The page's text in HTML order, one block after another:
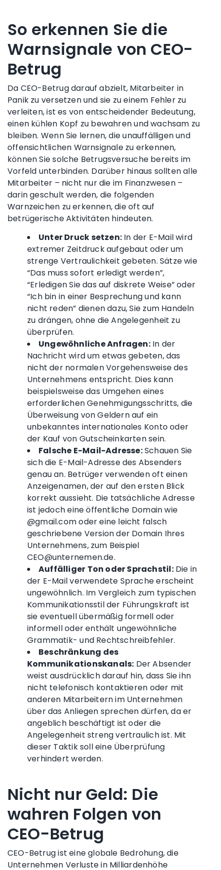
So erkennen Sie die
Warnsignale von CEO-
Betrug
Da CEO-Betrug darauf abzielt, Mitarbeiter in
Panik zu versetzen und sie zu einem Fehler zu
verleiten, ist es von entscheidender Bedeutung,
einen kühlen Kopf zu bewahren und wachsam zu
bleiben. Wenn Sie lernen, die unauffälligen und
offensichtlichen Warnsignale zu erkennen,
können Sie solche Betrugsversuche bereits im
Vorfeld unterbinden. Darüber hinaus sollten alle
Mitarbeiter – nicht nur die im Finanzwesen –
darin geschult werden, die folgenden
Warnzeichen zu erkennen, die oft auf
betrügerische Aktivitäten hindeuten.
Unter Druck setzen: In der E-Mail wird
extremer Zeitdruck aufgebaut oder um
strenge Vertraulichkeit gebeten. Sätze wie
“Das muss sofort erledigt werden”,
“Erledigen Sie das auf diskrete Weise” oder
“Ich bin in einer Besprechung und kann
nicht reden” dienen dazu, Sie zum Handeln
zu drängen, ohne die Angelegenheit zu
überprüfen.
Ungewöhnliche Anfragen:In der
Nachricht wird um etwas gebeten, das
nicht der normalen Vorgehensweise des
Unternehmens entspricht. Dies kann
beispielsweise das Umgehen eines
erforderlichen Genehmigungsschritts, die
Überweisung von Geldern auf ein
unbekanntes internationales Konto oder
der Kauf von Gutscheinkarten sein.
Falsche E-Mail-Adresse:Schauen Sie
sich die E-Mail-Adresse des Absenders
genau an. Betrüger verwenden oft einen
Anzeigenamen, der auf den ersten Blick
korrekt aussieht. Die tatsächliche Adresse
ist jedoch eine öffentliche Domain wie
@gmail.com oder eine leicht falsch
geschriebene Version der Domain Ihres
Unternehmens, zum Beispiel
CEO@unternemen.de.
Auffälliger Ton oder Sprachstil:Die in
der E-Mail verwendete Sprache erscheint
ungewöhnlich. Im Vergleich zum typischen
Kommunikationsstil der Führungskraft ist
sie eventuell übermäßig formell oder
informell oder enthält ungewöhnliche
Grammatik- und Rechtschreibfehler.
Beschränkung des
Kommunikationskanals: Der Absender
weist ausdrücklich darauf hin, dass Sie ihn
nicht telefonisch kontaktieren oder mit
anderen Mitarbeitern im Unternehmen
über das Anliegen sprechen dürfen, da er
angeblich beschäftigt ist oder die
Angelegenheit streng vertraulich ist. Mit
dieser Taktik soll eine Überprüfung
verhindert werden.
Nicht nur Geld: Die
wahren Folgen von
CEO-Betrug
CEO-Betrug ist eine globale Bedrohung, die
Unternehmen Verluste in Milliardenhöhe